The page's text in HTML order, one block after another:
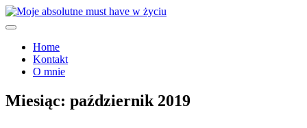
Skip
to
Moje absolutne must have w
życiu
Home
Kontakt
O mnie
Miesiąc: październik 2019